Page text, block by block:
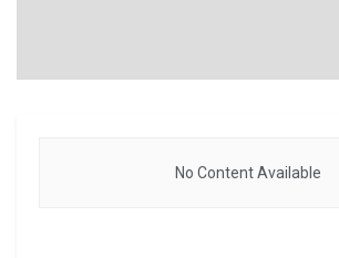
No Content Available